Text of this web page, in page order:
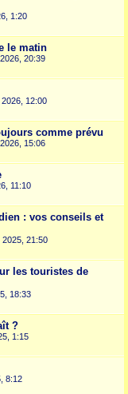
1:20
le matin
20:39
12:00
comme prévu
15:06
11:10
: vos conseils et
21:50
les touristes de
18:33
?
1:15
8:12